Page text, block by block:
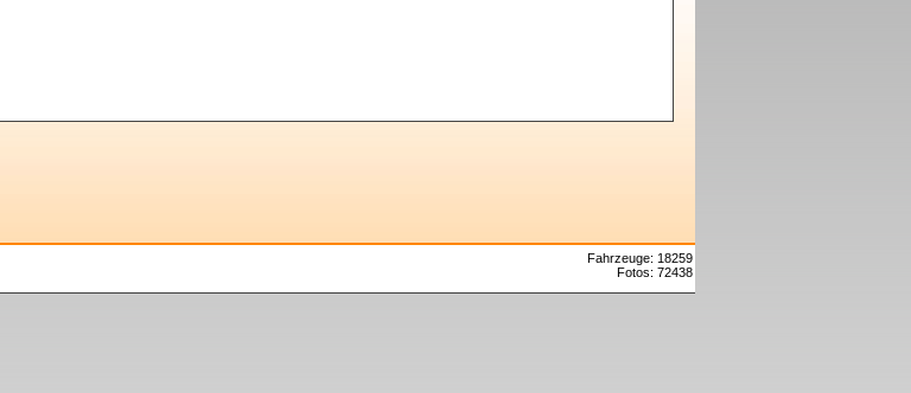
Fahrzeuge: 18259
Fotos: 72438